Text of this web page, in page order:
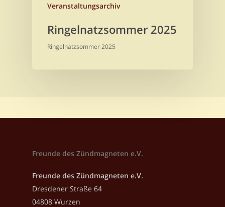
Veranstaltungsarchiv
Ringelnatzsommer 2025
Ringelnatzsommer 2025
Freunde des Zündmagneten e.V.
Freunde des Zündmagneten e.V.
Dresdener Straße 64
04808 Wurzen